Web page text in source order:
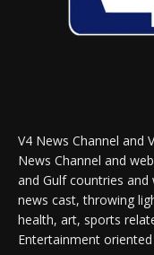
V4 News Channel and
News Channel and
and Gulf countries
news cast, throwing
health, art, sports
Entertainment